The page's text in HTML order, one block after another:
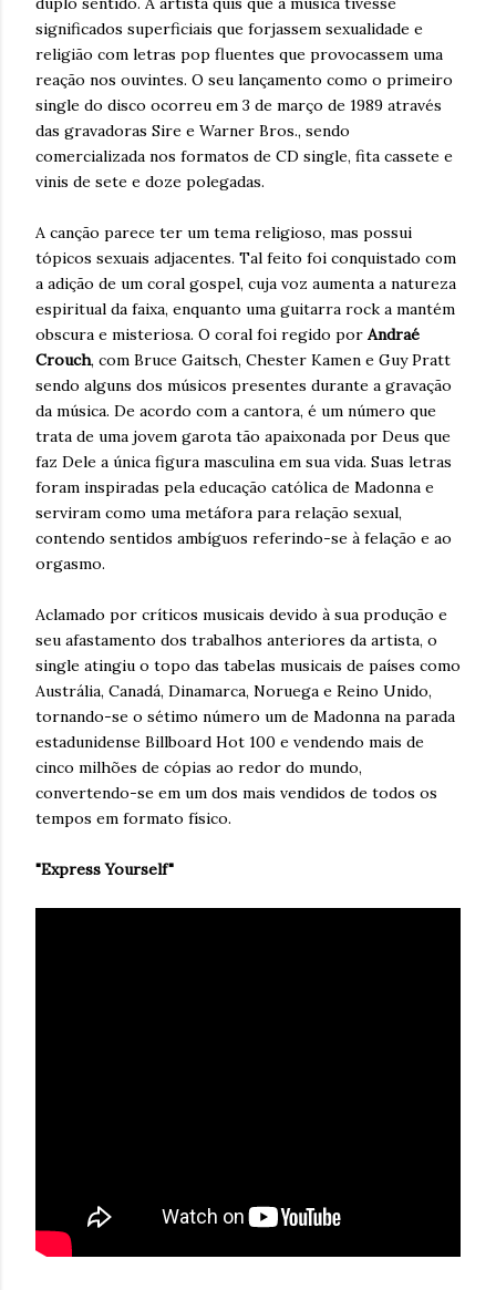
significados superficiais que forjassem sexualidade e
religião com letras pop fluentes que provocassem uma
reação nos ouvintes. O seu lançamento como o primeiro
single do disco ocorreu em 3 de março de 1989 através
das gravadoras Sire e Warner Bros., sendo
comercializada nos formatos de CD single, fita cassete e
vinis de sete e doze polegadas.
A canção parece ter um tema religioso, mas possui
tópicos sexuais adjacentes. Tal feito foi conquistado com
a adição de um coral gospel, cuja voz aumenta a natureza
espiritual da faixa, enquanto uma guitarra rock a mantém
obscura e misteriosa. O coral foi regido por Andraé
Crouch, com Bruce Gaitsch, Chester Kamen e Guy Pratt
sendo alguns dos músicos presentes durante a gravação
da música. De acordo com a cantora, é um número que
trata de uma jovem garota tão apaixonada por Deus que
faz Dele a única figura masculina em sua vida. Suas letras
foram inspiradas pela educação católica de Madonna e
serviram como uma metáfora para relação sexual,
contendo sentidos ambíguos referindo-se à felação e ao
orgasmo.
Aclamado por críticos musicais devido à sua produção e
seu afastamento dos trabalhos anteriores da artista, o
single atingiu o topo das tabelas musicais de países como
Austrália, Canadá, Dinamarca, Noruega e Reino Unido,
tornando-se o sétimo número um de Madonna na parada
estadunidense Billboard Hot 100 e vendendo mais de
cinco milhões de cópias ao redor do mundo,
convertendo-se em um dos mais vendidos de todos os
tempos em formato físico.
"Express Yourself"